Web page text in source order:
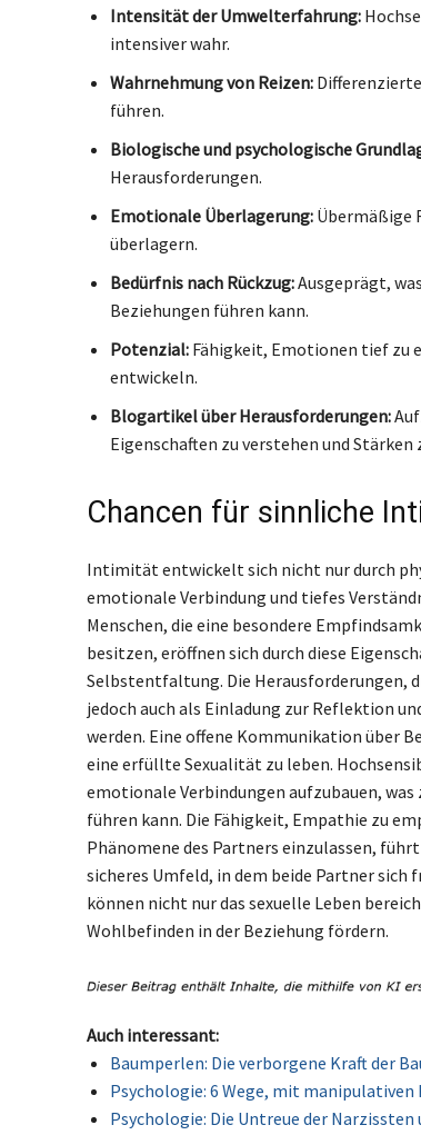
Intensität der Umwelterfahrung:
intensiver wahr.
Wahrnehmung von Reizen:
führen.
Biologische und psychologische
Herausforderungen.
Emotionale Überlagerung:Übermäßige
überlagern.
Bedürfnis nach Rückzug:Ausgeprägt,
Beziehungen führen kann.
Potenzial:Fähigkeit, Emotionen tief zu
entwickeln.
Blogartikel über Herausforderungen:
Eigenschaften zu verstehen und Stärken
Chancen für sinnliche
Intimität entwickelt sich nicht nur durch
emotionale Verbindung und tiefes
Menschen, die eine besondere
besitzen, eröffnen sich durch diese
Selbstentfaltung. Die Herausforderungen,
jedoch auch als Einladung zur Reflektion
werden. Eine offene Kommunikation über
eine erfüllte Sexualität zu leben.
emotionale Verbindungen aufzubauen,
führen kann. Die Fähigkeit, Empathie zu
Phänomene des Partners einzulassen,
sicheres Umfeld, in dem beide Partner
können nicht nur das sexuelle Leben
Wohlbefinden in der Beziehung fördern.
Auch interessant:
Baumperlen: Die verborgene Kraft der
Psychologie: 6 Wege, mit
Psychologie: Die Untreue der